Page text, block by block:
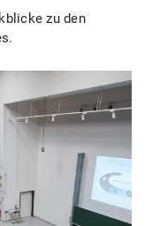
zu den